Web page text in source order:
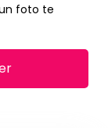
foto te